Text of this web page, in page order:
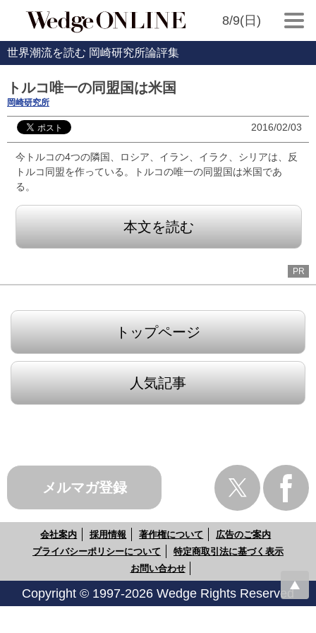
8/9(日)
世界潮流を読む 岡崎研究所論評集
トルコ唯一の同盟国は米国
岡崎研究所
2016/02/03
今トルコの4つの隣国、ロシア、イラン、イラク、シリアは、反
トルコ同盟を作っている。トルコの唯一の同盟国は米国であ
る。
本文を読む
PR
トップページ
人気記事
メルマガ登録
会社案内 採用情報 著作権について
広告のご案内
プライバシーポリシーについて
特定商取引法に基づく表示
お問い合わせ
Copyright © 1997-2026 Wedge Rights Reserved